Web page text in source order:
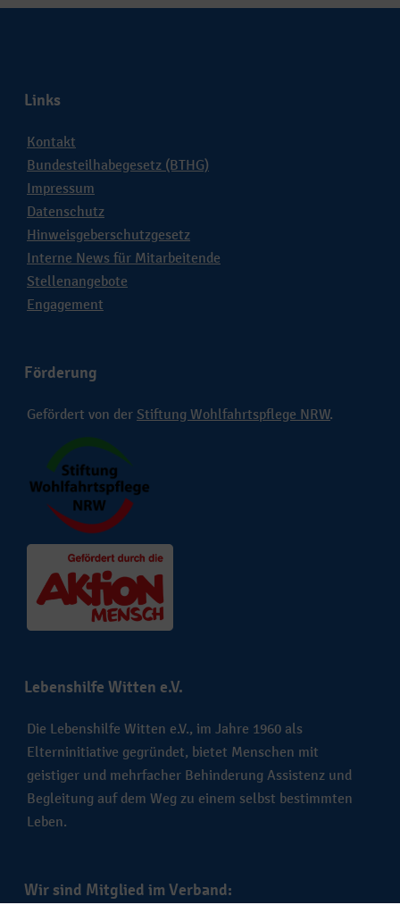
Links
Kontakt
Bundesteilhabegesetz (BTHG)
Impressum
Datenschutz
Hinweisgeberschutzgesetz
Interne News für Mitarbeitende
Stellenangebote
Engagement
Förderung
Gefördert von der Stiftung Wohlfahrtspflege NRW.
Lebenshilfe Witten e.V.
Die Lebenshilfe Witten e.V., im Jahre 1960 als
Elterninitiative gegründet, bietet Menschen mit
geistiger und mehrfacher Behinderung Assistenz und
Begleitung auf dem Weg zu einem selbst bestimmten
Leben.
Wir sind Mitglied im Verband: